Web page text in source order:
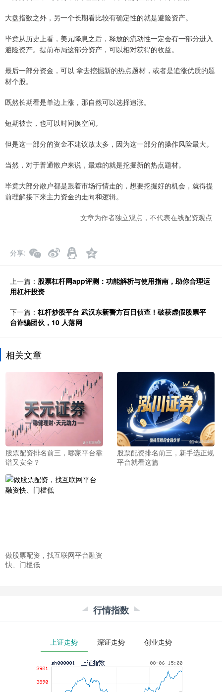
大盘指数之外，另一个长期看比较有确定性的就是避险资产。
毕竟从历史上看，美元降息之后，释放的流动性一定会有一部分进入
避险资产。提前布局这部分资产，可以相对获得的收益。
最后一部分资金，可以 拿去挖掘新的热点题材，或者是追涨优质的题
材个股。
既然长期看是单边上涨，那自然可以选择追涨。
短期被套，也可以时间换空间。
但是这一部分的资金不建议放太多，因为这一部分的操作风险最大。
当然，对于普通散户来说，最难的就是挖掘新的热点题材。
毕竟大部分散户都是跟着市场行情走的，想要挖掘好的机会，就得提
前理解接下来主力资金的走向和逻辑。
文章为作者独立观点，不代表在线配资观点
分享
上一篇： 股票杠杆网app评测：功能解析与使用指南，助你合理运
用杠杆投资
下一篇： 杠杆炒股平台 武汉东新警方百日侦查！破获虚假股票平
台诈骗团伙，10 人落网
相关文章
股票配资排名前三，哪家平台靠
谱又安全？
股票配资排名前三，新手选正规
平台就看这篇
做股票配资，找互联网平台融资
快、门槛低
行情指数
上证走势 深证走势 创业走势